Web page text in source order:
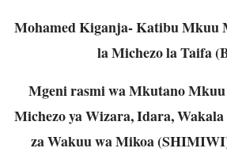
Mohamed Kiganja- Katibu Mkuu
la Michezo la Taifa
Mgeni rasmi wa Mkutano
Michezo ya Wizara, Idara,
za Wakuu wa Mikoa